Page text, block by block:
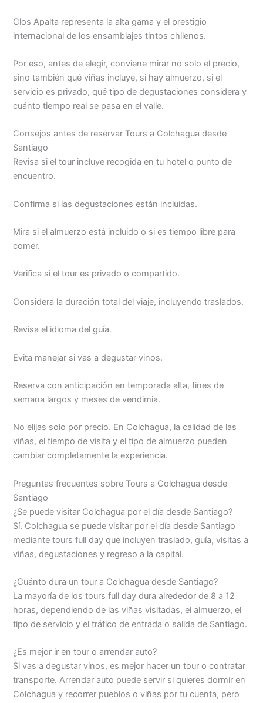
Clos Apalta representa la alta gama y el prestigio
internacional de los ensamblajes tintos chilenos.
Por eso, antes de elegir, conviene mirar no solo el precio,
sino también qué viñas incluye, si hay almuerzo, si el
servicio es privado, qué tipo de degustaciones considera y
cuánto tiempo real se pasa en el valle.
Consejos antes de reservar Tours a Colchagua desde
Santiago
Revisa si el tour incluye recogida en tu hotel o punto de
encuentro.
Confirma si las degustaciones están incluidas.
Mira si el almuerzo está incluido o si es tiempo libre para
comer.
Verifica si el tour es privado o compartido.
Considera la duración total del viaje, incluyendo traslados.
Revisa el idioma del guía.
Evita manejar si vas a degustar vinos.
Reserva con anticipación en temporada alta, fines de
semana largos y meses de vendimia.
No elijas solo por precio. En Colchagua, la calidad de las
viñas, el tiempo de visita y el tipo de almuerzo pueden
cambiar completamente la experiencia.
Preguntas frecuentes sobre Tours a Colchagua desde
Santiago
¿Se puede visitar Colchagua por el día desde Santiago?
Sí. Colchagua se puede visitar por el día desde Santiago
mediante tours full day que incluyen traslado, guía, visitas a
viñas, degustaciones y regreso a la capital.
¿Cuánto dura un tour a Colchagua desde Santiago?
La mayoría de los tours full day dura alrededor de 8 a 12
horas, dependiendo de las viñas visitadas, el almuerzo, el
tipo de servicio y el tráfico de entrada o salida de Santiago.
¿Es mejor ir en tour o arrendar auto?
Si vas a degustar vinos, es mejor hacer un tour o contratar
transporte. Arrendar auto puede servir si quieres dormir en
Colchagua y recorrer pueblos o viñas por tu cuenta, pero